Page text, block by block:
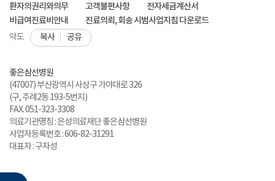
환자의권리와의무
고객불편사항
전자세금계산서
비급여진료비안내
진료의뢰, 회송 시범사업지침 다운로드
약도 복사 공유
좋은삼선병원
(47007) 부산광역시 사상구 가야대로 326
(구, 주례2동 193-5번지)
FAX. 051-323-3308
의료기관명칭 : 은성의료재단 좋은삼선병원
사업자등록번호 : 606-82-31291
대표자 : 구자성